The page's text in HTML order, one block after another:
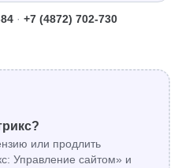
· +7 (4872) 702-730
или продлить
Управление сайтом» и